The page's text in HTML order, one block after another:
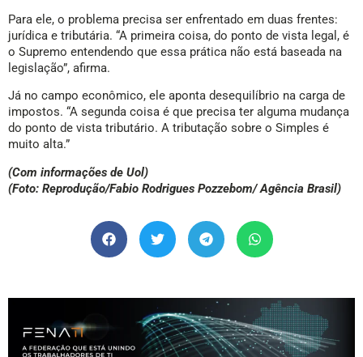
Para ele, o problema precisa ser enfrentado em duas frentes:
jurídica e tributária. “A primeira coisa, do ponto de vista legal, é
o Supremo entendendo que essa prática não está baseada na
legislação”, afirma.
Já no campo econômico, ele aponta desequilíbrio na carga de
impostos. “A segunda coisa é que precisa ter alguma mudança
do ponto de vista tributário. A tributação sobre o Simples é
muito alta.”
(Com informações de Uol)
(Foto: Reprodução/Fabio Rodrigues Pozzebom/ Agência Brasil)